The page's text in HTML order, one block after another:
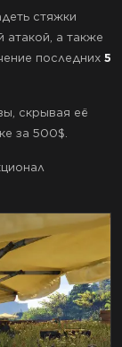
стяжки
атакой, а также
последних 5
скрывая её
за 500$.